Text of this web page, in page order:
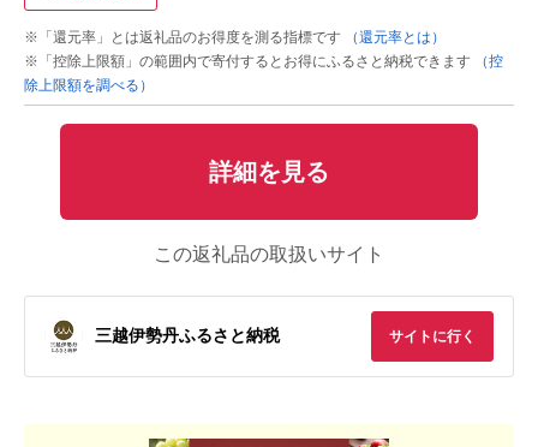
※「還元率」とは返礼品のお得度を測る指標です
（還元率とは）
※「控除上限額」の範囲内で寄付するとお得にふるさと納税できます
（控
除上限額を調べる）
詳細を見る
この返礼品の取扱いサイト
三越伊勢丹ふるさと納税 サイトに行く